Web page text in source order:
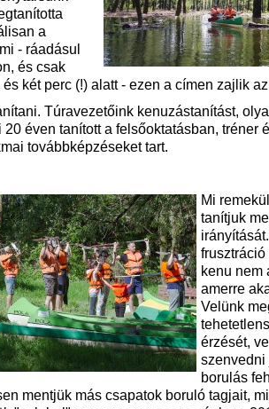
a
- ráadásul
és csak
két perc (!) alatt - ezen a címen zajlik
Túravezetőink kenuzástanítást,
20 éven tanított a felsőoktatásban, tréner
továbbképzéseket tart.
Mi
tanítjuk
frusztráció
kenu nem
amerre
Velünk
érzését,
szenvedni
borulás
mentjük más csapatok boruló tagjait,